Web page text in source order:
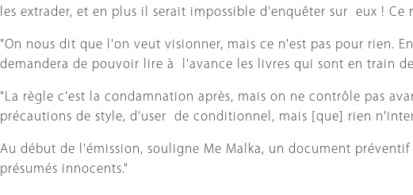
les extrader, et en plus il serait impossible d'enquêter sur eux !
"On nous dit que l'on veut visionner, mais ce n'est pas pour rien.
demandera de pouvoir lire à l'avance les livres qui sont en train
"La règle c'est la condamnation après, mais on ne contrôle pas
précautions de style, d'user de conditionnel, mais [que] rien
Au début de l'émission, souligne Me Malka, un document
présumés innocents."